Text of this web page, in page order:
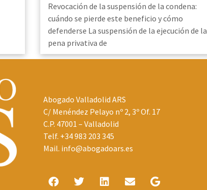
Revocación de la suspensión de la condena:
cuándo se pierde este beneficio y cómo
defenderse La suspensión de la ejecución de la
pena privativa de
Abogado Valladolid ARS
C/ Menéndez Pelayo nº 2, 3º Of. 17
C.P. 47001 – Valladolid
Telf. +34 983 203 345
Mail. info@abogadoars.es